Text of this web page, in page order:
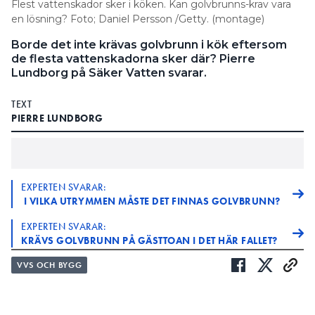
Flest vattenskador sker i köken. Kan golvbrunns-krav vara
en lösning? Foto; Daniel Persson /Getty. (montage)
Borde det inte krävas golvbrunn i kök eftersom
de flesta vattenskadorna sker där? Pierre
Lundborg på Säker Vatten svarar.
TEXT
PIERRE LUNDBORG
EXPERTEN SVARAR:
I VILKA UTRYMMEN MÅSTE DET FINNAS GOLVBRUNN?
EXPERTEN SVARAR:
KRÄVS GOLVBRUNN PÅ GÄSTTOAN I DET HÄR FALLET?
FRÅGA: Jag har läst att 4 av 10 vattenskador sker i
VVS OCH BYGG